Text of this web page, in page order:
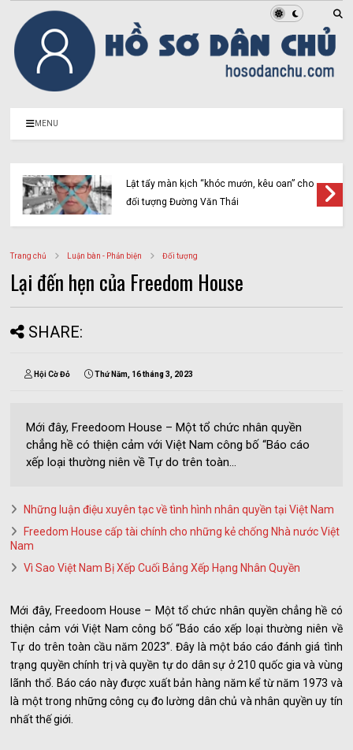
MENU
Lật tẩy màn kịch “khóc mướn, kêu oan” cho
đối tượng Đường Văn Thái
Trang chủ Luận bàn - Phản biện Đối tượng
Lại đến hẹn của Freedom House
SHARE:
Hội Cờ Đỏ Thứ Năm, 16 tháng 3, 2023
Mới đây, Freedoom House – Một tổ chức nhân quyền
chẳng hề có thiện cảm với Việt Nam công bố “Báo cáo
xếp loại thường niên về Tự do trên toàn...
Những luận điệu xuyên tạc về tình hình nhân quyền tại Việt Nam
Freedom House cấp tài chính cho những kẻ chống Nhà nước Việt
Nam
Vì Sao Việt Nam Bị Xếp Cuối Bảng Xếp Hạng Nhân Quyền
Mới đây, Freedoom House – Một tổ chức nhân quyền chẳng hề có
thiện cảm với Việt Nam công bố “Báo cáo xếp loại thường niên về
Tự do trên toàn cầu năm 2023”. Đây là một báo cáo đánh giá tình
trạng quyền chính trị và quyền tự do dân sự ở 210 quốc gia và vùng
lãnh thổ. Báo cáo này được xuất bản hàng năm kể từ năm 1973 và
là một trong những công cụ đo lường dân chủ và nhân quyền uy tín
nhất thế giới.